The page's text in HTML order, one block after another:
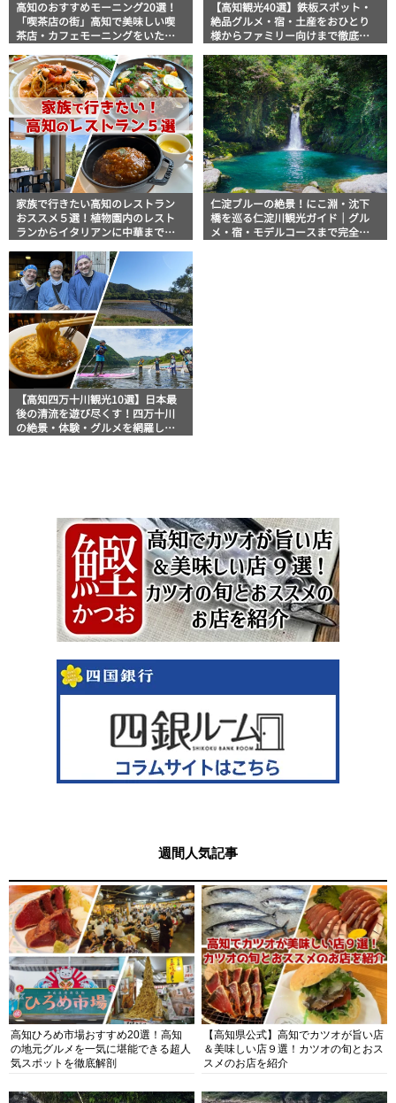
高知のおすすめモーニング20選！
「喫茶店の街」高知で美味しい喫
茶店・カフェモーニングをいただ
【高知観光40選】鉄板スポット・
絶品グルメ・宿・土産をおひとり
様からファミリー向けまで徹底解
家族で行きたい高知のレストラン
おススメ５選！植物園内のレスト
ランからイタリアンに中華まで楽
仁淀ブルーの絶景！にこ淵・沈下
橋を巡る仁淀川観光ガイド｜グル
メ・宿・モデルコースまで完全網
【高知四万十川観光10選】日本最
後の清流を遊び尽くす！四万十川
の絶景・体験・グルメを網羅した
週間人気記事
高知ひろめ市場おすすめ20選！高知
の地元グルメを一気に堪能できる超人
気スポットを徹底解剖
【高知県公式】高知でカツオが旨い店
＆美味しい店９選！カツオの旬とおス
スメのお店を紹介